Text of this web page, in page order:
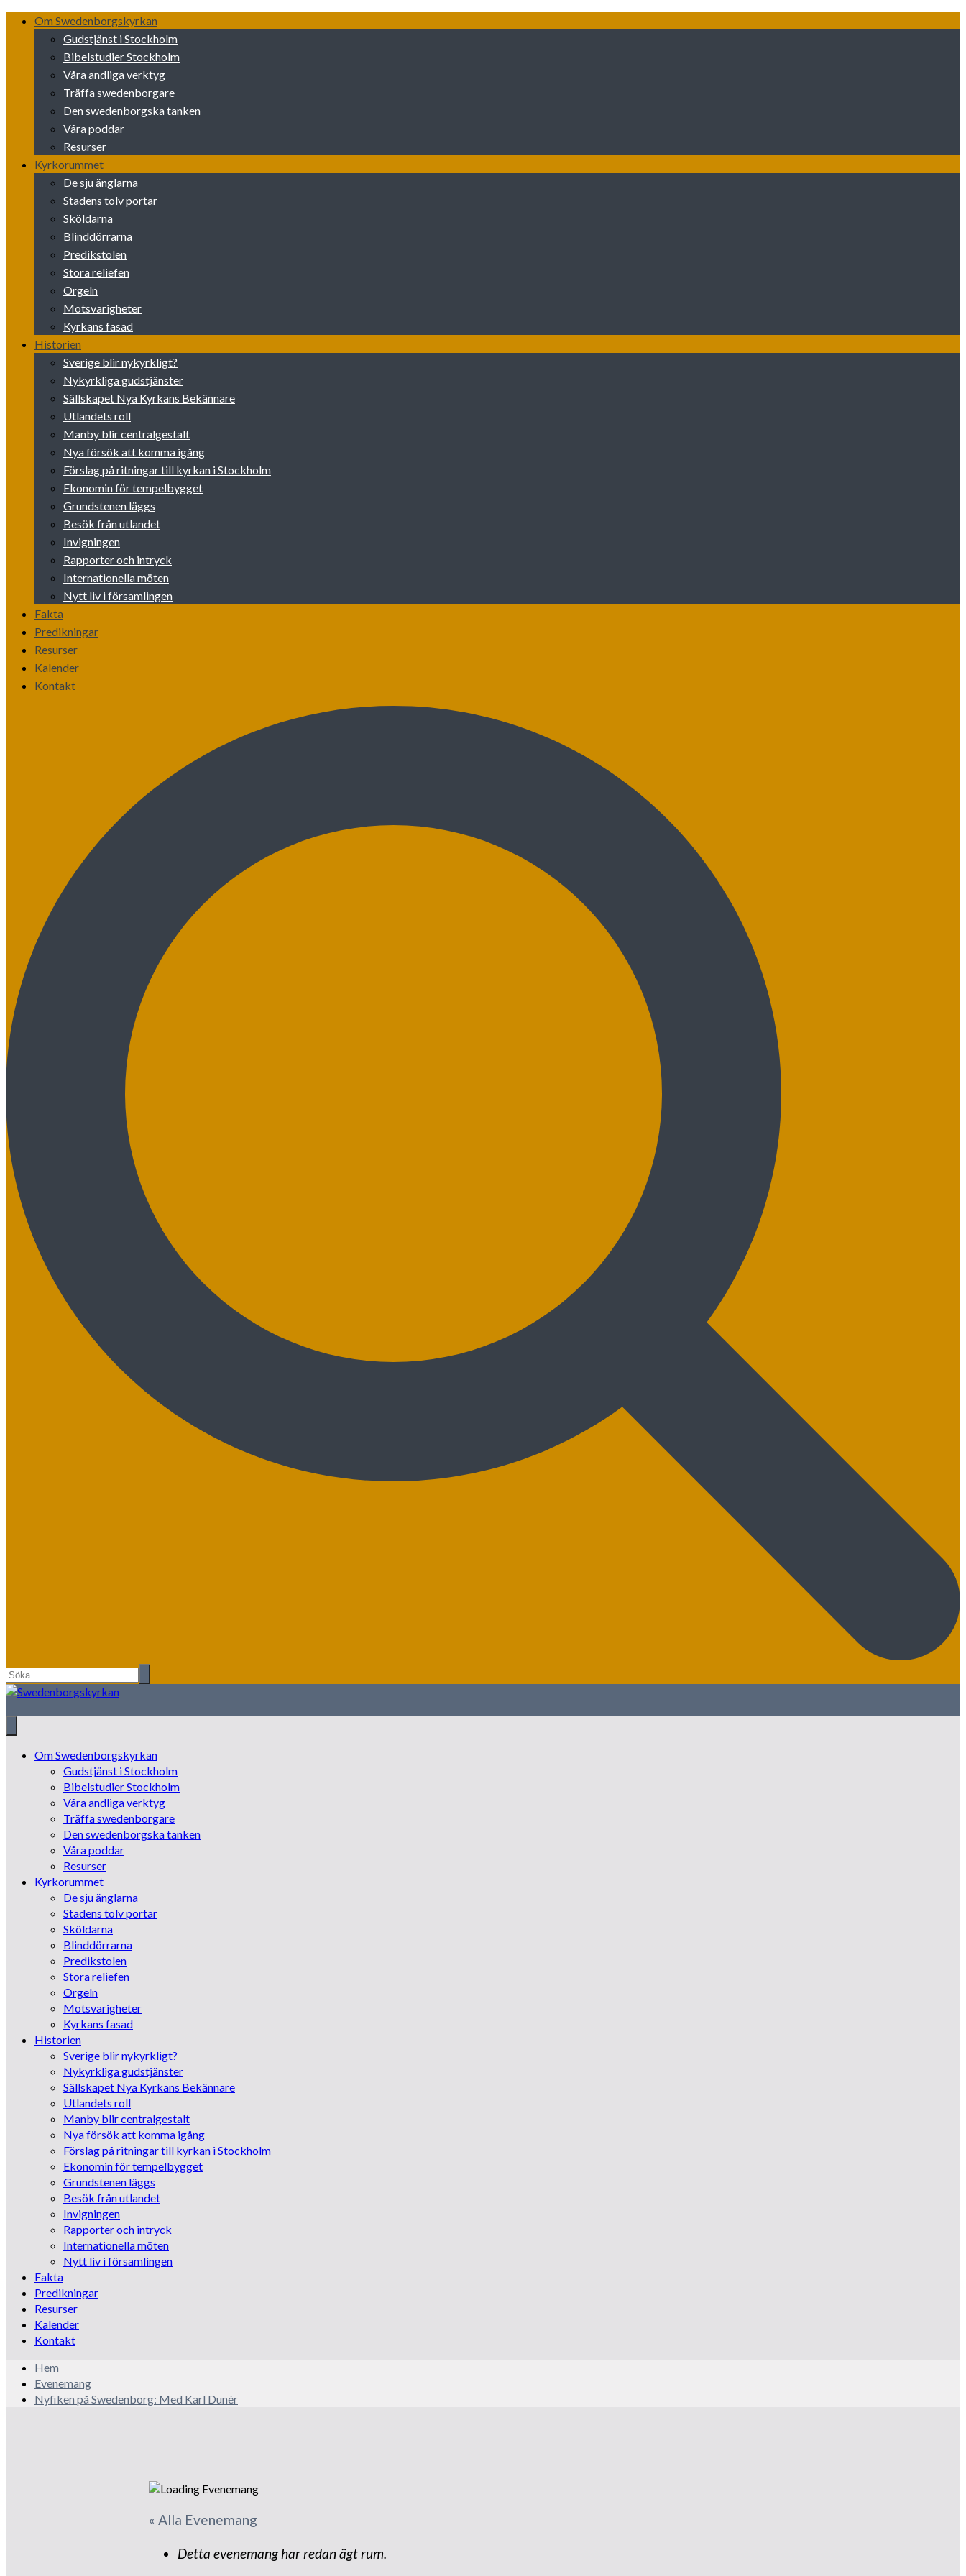
Skip
Om Swedenborgskyrkan
Gudstjänst i Stockholm
Bibelstudier Stockholm
Våra andliga verktyg
Träffa swedenborgare
Den swedenborgska tanken
Våra poddar
Resurser
Kyrkorummet
De sju änglarna
Stadens tolv portar
Sköldarna
Blinddörrarna
Predikstolen
Stora reliefen
Orgeln
Motsvarigheter
Kyrkans fasad
Historien
Sverige blir nykyrkligt?
Nykyrkliga gudstjänster
Sällskapet Nya Kyrkans Bekännare
Utlandets roll
Manby blir centralgestalt
Nya försök att komma igång
Förslag på ritningar till kyrkan i Stockholm
Ekonomin för tempelbygget
Grundstenen läggs
Besök från utlandet
Invigningen
Rapporter och intryck
Internationella möten
Nytt liv i församlingen
Fakta
Predikningar
Resurser
Kalender
Kontakt
Om Swedenborgskyrkan
Gudstjänst i Stockholm
Bibelstudier Stockholm
Våra andliga verktyg
Träffa swedenborgare
Den swedenborgska tanken
Våra poddar
Resurser
Kyrkorummet
De sju änglarna
Stadens tolv portar
Sköldarna
Blinddörrarna
Predikstolen
Stora reliefen
Orgeln
Motsvarigheter
Kyrkans fasad
Historien
Sverige blir nykyrkligt?
Nykyrkliga gudstjänster
Sällskapet Nya Kyrkans Bekännare
Utlandets roll
Manby blir centralgestalt
Nya försök att komma igång
Förslag på ritningar till kyrkan i Stockholm
Ekonomin för tempelbygget
Grundstenen läggs
Besök från utlandet
Invigningen
Rapporter och intryck
Internationella möten
Nytt liv i församlingen
Fakta
Predikningar
Resurser
Kalender
Kontakt
Hem
Evenemang
Nyfiken på Swedenborg: Med Karl Dunér
« Alla Evenemang
Detta evenemang har redan ägt rum.